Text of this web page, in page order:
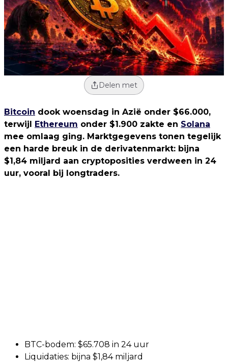
Delen met
Bitcoin dook woensdag in Azië onder $66.000,
terwijl Ethereum onder $1.900 zakte en Solana
mee omlaag ging. Marktgegevens tonen tegelijk
een harde breuk in de derivatenmarkt: bijna
$1,84 miljard aan cryptoposities verdween in 24
uur, vooral bij longtraders.
BTC-bodem: $65.708 in 24 uur
Liquidaties: bijna $1,84 miljard